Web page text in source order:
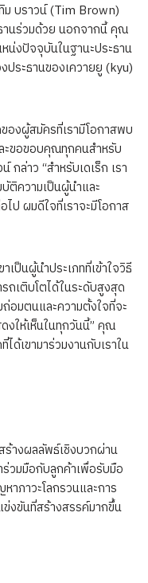
บราวน์ (Tim Brown)
านร่วมด้วย นอกจากนี้ คุณ
น่งปัจจุบันในฐานะประธาน
ประธานของเควายยู (kyu)
องผู้สมัครที่เรามีโอกาสพบ
ะขอขอบคุณทุกคนสำหรับ
กล่าว “สำหรับเดเร็ก เรา
ติความเป็นผู้นำและ
ป ผมดีใจที่เราจะมีโอกาส
เป็นผู้นำประเภทที่เข้าใจวิธี
ถเติบโตได้ในระดับสูงสุด
อมตนและความตั้งใจที่จะ
ให้เห็นในทุกวันนี้” คุณ
ด้เขามาร่วมงานกับเราใน
ร้างผลลัพธ์เชิงบวกผ่าน
วมมือกับลูกค้าเพื่อรับมือ
ภาวะโลกรวนและการ
งขันที่สร้างสรรค์มากขึ้น